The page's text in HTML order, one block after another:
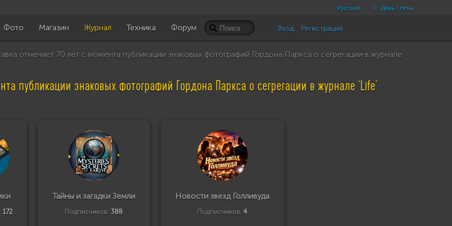
Русский День / Ночь
Фото Магазин Журнал Техника Форум Вход Регистрация
отмечает 70 лет с момента публикации знаковых фотографий Гордона Паркса о сегрегации в журнале
публикации знаковых фотографий Гордона Паркса о сегрегации в журнале ‘Life’
172
Тайны и загадки Земли
Подписчиков: 388
Новости звезд Голливуда
Подписчиков:4